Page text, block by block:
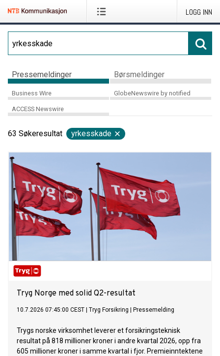
LOGG INN
Pressemeldinger Børsmeldinger
Business Wire GlobeNewswire by notified
ACCESS Newswire
63 Søkeresultat yrkesskade
Tryg Norge med solid Q2-resultat
10.7.2026 07:45:00 CEST Tryg Forsikring Pressemelding
Trygs norske virksomhet leverer et forsikringsteknisk
resultat på 818 millioner kroner i andre kvartal 2026, opp fra
605 millioner kroner i samme kvartal i fjor. Premieinntektene